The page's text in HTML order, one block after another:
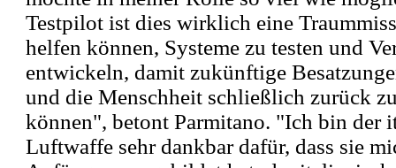
Testpilot ist dies wirklich eine
helfen können, Systeme zu testen und
entwickeln, damit zukünftige
und die Menschheit schließlich zurück
können", betont Parmitano. "Ich bin der
Luftwaffe sehr dankbar dafür, dass sie